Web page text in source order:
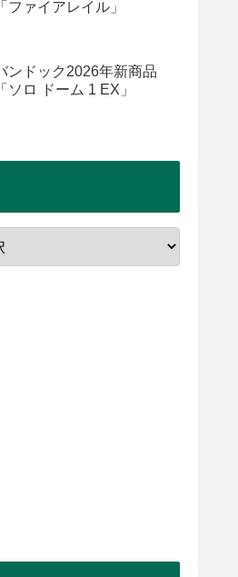
「ファイアレイル」
ンドック2026年新商品
「ソロ ドーム 1 EX」